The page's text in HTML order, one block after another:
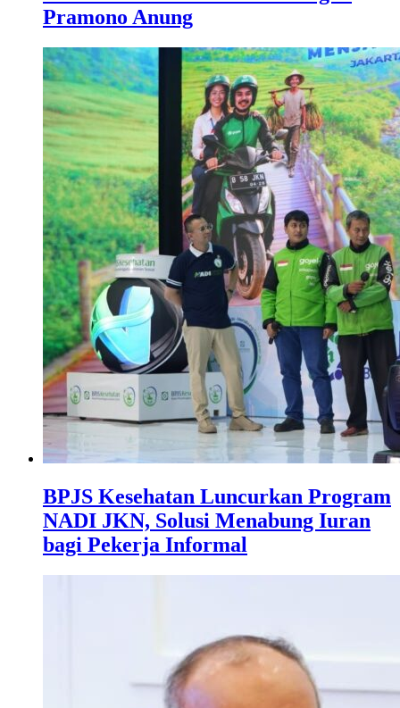
Pramono Anung
BPJS Kesehatan Luncurkan Program
NADI JKN, Solusi Menabung Iuran
bagi Pekerja Informal